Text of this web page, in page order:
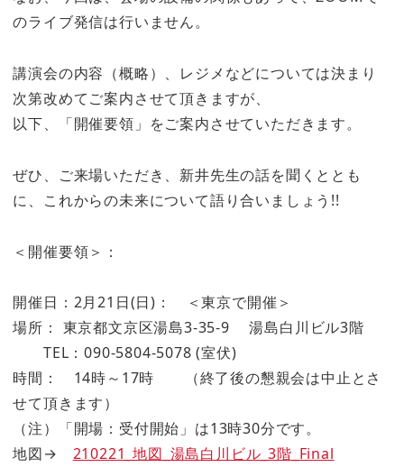
のライブ発信は行いません。
講演会の内容（概略）、レジメなどについては決まり
次第改めてご案内させて頂きますが、
以下、「開催要領」をご案内させていただきます。
ぜひ、ご来場いただき、新井先生の話を聞くととも
に、これからの未来について語り合いましょう!!
＜開催要領＞：
開催日：2月21日(日)： ＜東京で開催＞
場所： 東京都文京区湯島3-35-9 湯島白川ビル3階
TEL：090-5804-5078 (室伏)
時間： 14時～17時 （終了後の懇親会は中止とさ
せて頂きます）
（注）「開場：受付開始」は13時30分です。
地図→ 210221_地図_湯島白川ビル_3階_Final